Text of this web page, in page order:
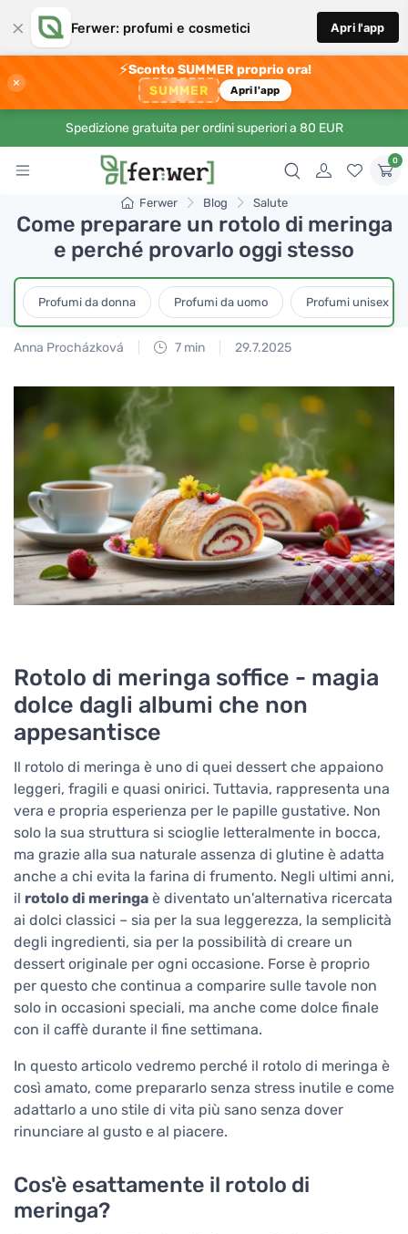
× Ferwer: profumi e cosmetici Apri l'app
×
⚡Sconto SUMMER proprio ora!
SUMMER Apri l'app
Spedizione gratuita per ordini superiori a 80 EUR
0
Ferwer Blog Salute
Come preparare un rotolo di meringa
e perché provarlo oggi stesso
Profumi da donna Profumi da uomo Profumi unisex
Anna Procházková 7 min 29.7.2025
Rotolo di meringa soffice - magia
dolce dagli albumi che non
appesantisce
Il rotolo di meringa è uno di quei dessert che appaiono
leggeri, fragili e quasi onirici. Tuttavia, rappresenta una
vera e propria esperienza per le papille gustative. Non
solo la sua struttura si scioglie letteralmente in bocca,
ma grazie alla sua naturale assenza di glutine è adatta
anche a chi evita la farina di frumento. Negli ultimi anni,
il rotolo di meringa è diventato un'alternativa ricercata
ai dolci classici – sia per la sua leggerezza, la semplicità
degli ingredienti, sia per la possibilità di creare un
dessert originale per ogni occasione. Forse è proprio
per questo che continua a comparire sulle tavole non
solo in occasioni speciali, ma anche come dolce finale
con il caffè durante il fine settimana.
In questo articolo vedremo perché il rotolo di meringa è
così amato, come prepararlo senza stress inutile e come
adattarlo a uno stile di vita più sano senza dover
rinunciare al gusto e al piacere.
Cos'è esattamente il rotolo di
meringa?